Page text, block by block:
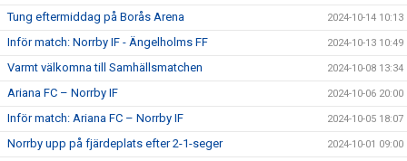
Tung eftermiddag på Borås Arena 2024-10-14 10:13
Inför match: Norrby IF - Ängelholms FF 2024-10-13 10:49
Varmt välkomna till Samhällsmatchen 2024-10-08 13:34
Ariana FC – Norrby IF 2024-10-06 20:00
Inför match: Ariana FC – Norrby IF 2024-10-05 18:07
Norrby upp på fjärdeplats efter 2-1-seger 2024-10-01 09:00